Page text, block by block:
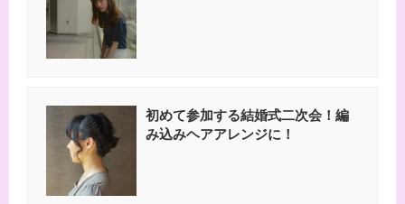
初めて参加する結婚式二次会！編
み込みヘアアレンジに！